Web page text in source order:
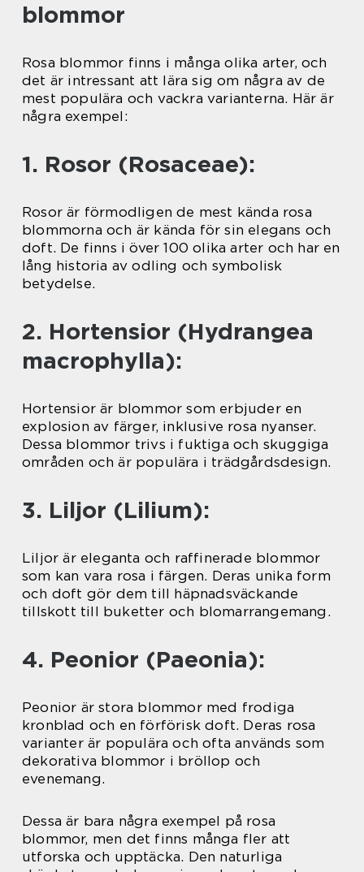
blommor
Rosa blommor finns i många olika arter, och
det är intressant att lära sig om några av de
mest populära och vackra varianterna. Här är
några exempel:
1. Rosor (Rosaceae):
Rosor är förmodligen de mest kända rosa
blommorna och är kända för sin elegans och
doft. De finns i över 100 olika arter och har en
lång historia av odling och symbolisk
betydelse.
2. Hortensior (Hydrangea
macrophylla):
Hortensior är blommor som erbjuder en
explosion av färger, inklusive rosa nyanser.
Dessa blommor trivs i fuktiga och skuggiga
områden och är populära i trädgårdsdesign.
3. Liljor (Lilium):
Liljor är eleganta och raffinerade blommor
som kan vara rosa i färgen. Deras unika form
och doft gör dem till häpnadsväckande
tillskott till buketter och blomarrangemang.
4. Peonior (Paeonia):
Peonior är stora blommor med frodiga
kronblad och en förförisk doft. Deras rosa
varianter är populära och ofta används som
dekorativa blommor i bröllop och
evenemang.
Dessa är bara några exempel på rosa
blommor, men det finns många fler att
utforska och upptäcka. Den naturliga